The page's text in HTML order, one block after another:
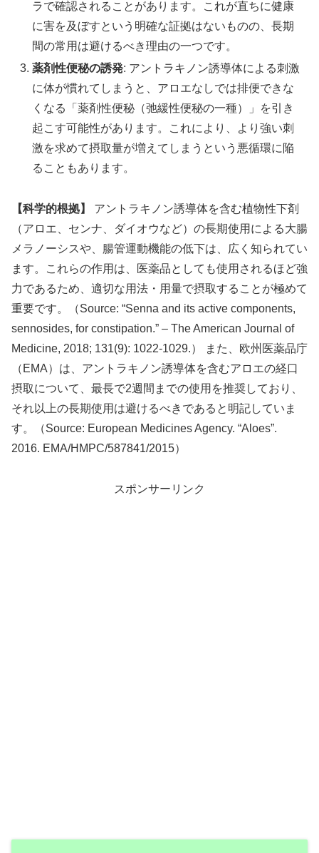
ラで確認されることがあります。これが直ちに健康
に害を及ぼすという明確な証拠はないものの、長期
間の常用は避けるべき理由の一つです。
薬剤性便秘の誘発: アントラキノン誘導体による刺激
に体が慣れてしまうと、アロエなしでは排便できな
くなる「薬剤性便秘（弛緩性便秘の一種）」を引き
起こす可能性があります。これにより、より強い刺
激を求めて摂取量が増えてしまうという悪循環に陥
ることもあります。
【科学的根拠】
アントラキノン誘導体を含む植物性下剤
（アロエ、センナ、ダイオウなど）の長期使用による大腸
メラノーシスや、腸管運動機能の低下は、広く知られてい
ます。これらの作用は、医薬品としても使用されるほど強
力であるため、適切な用法・用量で摂取することが極めて
重要です。（Source: “Senna and its active components,
sennosides, for constipation.” – The American Journal of
Medicine, 2018; 131(9): 1022-1029.） また、欧州医薬品庁
（EMA）は、アントラキノン誘導体を含むアロエの経口
摂取について、最長で2週間までの使用を推奨しており、
それ以上の長期使用は避けるべきであると明記していま
す。（Source: European Medicines Agency. “Aloes”.
2016. EMA/HMPC/587841/2015）
スポンサーリンク